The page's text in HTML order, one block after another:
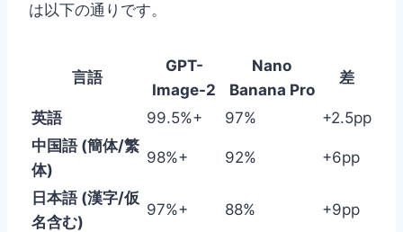
は以下の通りです。
言語
GPT-
Image-2
Nano
Banana Pro
差
英語 99.5%+ 97%
+2.5pp
中国語 (簡体/繁
体)
98%+ 92% +6pp
日本語 (漢字/仮
名含む)
97%+ 88% +9pp